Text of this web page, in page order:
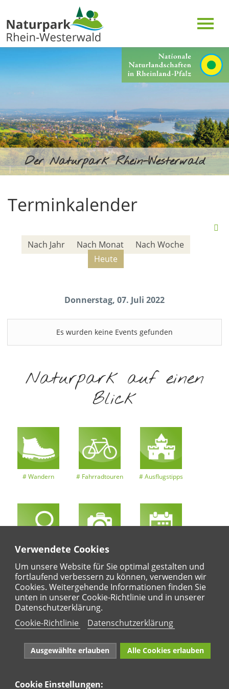
Verwendete Cookies
Um unsere Website für Sie optimal gestalten und
fortlaufend verbessern zu können, verwenden wir
Cookies. Weitergehende Informationen finden Sie
unten in unserer Cookie-Richtlinie und in unserer
Datenschutzerklärung.
Cookie-Richtlinie
Datenschutzerklärung
Ausgewählte erlauben Alle Cookies erlauben
Cookie Einstellungen:
Der Naturpark Rhein-Westerwald
Terminkalender
Nach Jahr Nach Monat
Nach Woche
Heute
Donnerstag, 07. Juli 2022
Es wurden keine Events gefunden
Naturpark auf einen
Blick
Wandern Fahrradtouren Ausflugstipps
Entdeckertouren Ansichten
Regional
Karte